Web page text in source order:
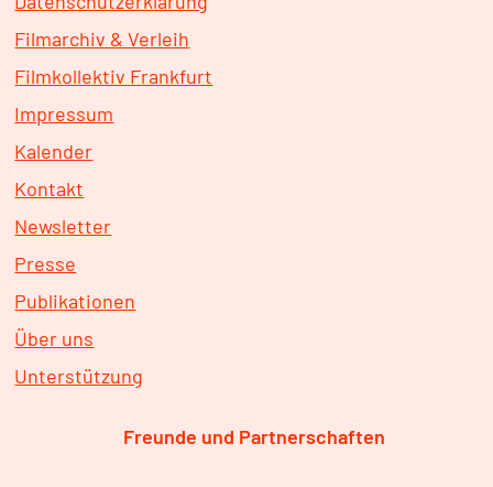
Filmarchiv & Verleih
Filmkollektiv Frankfurt
Impressum
Kalender
Kontakt
Newsletter
Presse
Publikationen
Über uns
Unterstützung
Freunde und Partnerschaften